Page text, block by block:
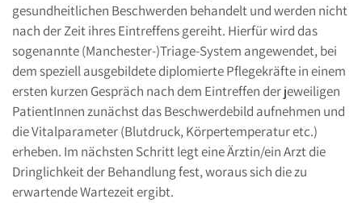
gesundheitlichen Beschwerden behandelt und werden nicht
nach der Zeit ihres Eintreffens gereiht. Hierfür wird das
sogenannte (Manchester-)Triage-System angewendet, bei
dem speziell ausgebildete diplomierte Pflegekräfte in einem
ersten kurzen Gespräch nach dem Eintreffen der jeweiligen
PatientInnen zunächst das Beschwerdebild aufnehmen und
die Vitalparameter (Blutdruck, Körpertemperatur etc.)
erheben. Im nächsten Schritt legt eine Ärztin/ein Arzt die
Dringlichkeit der Behandlung fest, woraus sich die zu
erwartende Wartezeit ergibt.